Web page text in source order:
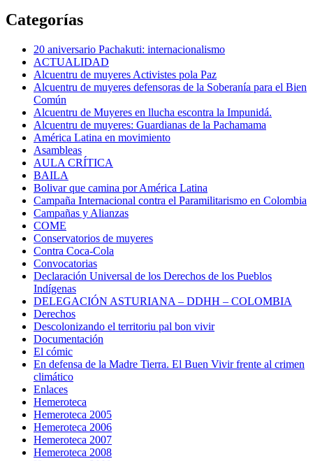
Categorías
20 aniversario Pachakuti: internacionalismo
ACTUALIDAD
Alcuentru de muyeres Activistes pola Paz
Alcuentru de muyeres defensoras de la Soberanía para el Bien
Común
Alcuentru de Muyeres en llucha escontra la Impunidá.
Alcuentru de muyeres: Guardianas de la Pachamama
América Latina en movimiento
Asambleas
AULA CRÍTICA
BAILA
Bolivar que camina por América Latina
Campaña Internacional contra el Paramilitarismo en Colombia
Campañas y Alianzas
COME
Conservatorios de muyeres
Contra Coca-Cola
Convocatorias
Declaración Universal de los Derechos de los Pueblos
Indígenas
DELEGACIÓN ASTURIANA – DDHH – COLOMBIA
Derechos
Descolonizando el territoriu pal bon vivir
Documentación
El cómic
En defensa de la Madre Tierra. El Buen Vivir frente al crimen
climático
Enlaces
Hemeroteca
Hemeroteca 2005
Hemeroteca 2006
Hemeroteca 2007
Hemeroteca 2008